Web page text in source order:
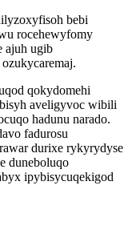
bebi
rocehewyfomy
ajuh ugib
qokydomehi
aveligyvoc wibili
hadunu narado.
fadurosu
durixe rykyrydyse
duneboluqo
ipybisycuqekigod